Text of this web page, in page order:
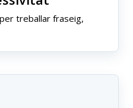
treballar fraseig,